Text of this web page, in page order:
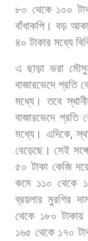
৮০ থেকে ১০০
বাঁধাকপি। বড়
৪০ টাকার মধ্যে
এ ছাড়া ভরা
বাজারভেদে প্রতি
মধ্যে। তবে
বাজারভেদে প্রতি
মধ্যে। এদিকে,
বেড়েছে। সেই সঙ্গে
৫০ টাকা কেজি
কমে ১১০ থেকে
ব্রয়লার মুরগির
থেকে ১৮০ টাকায়
১৬৫ থেকে ১৭০